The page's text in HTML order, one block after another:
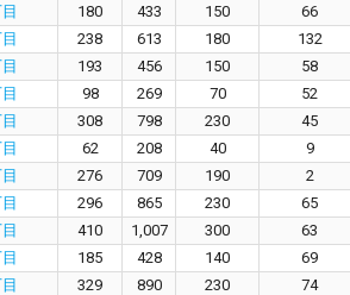
180 433 150 66
238 613 180 132
193 456 150 58
98 269 70 52
308 798 230 45
62 208 40 9
276 709 190 2
296 865 230 65
410 1,007 300 63
185 428 140 69
329 890 230 74